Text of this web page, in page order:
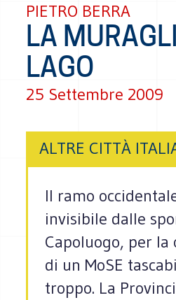
PIETRO BERRA
LA
LAGO
25 Settembre 2009
ALTRE CITTÀ
Il ramo
invisibile dalle
Capoluogo, per la
di un MoSE
troppo. La